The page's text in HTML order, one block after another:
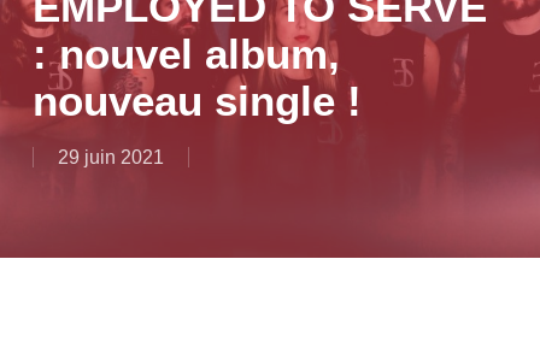
: nouvel album,
nouveau single !
29 juin 2021